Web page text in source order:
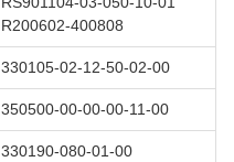
R200602-400808
330105-02-12-50-02-00
350500-00-00-00-11-00
330190-080-01-00